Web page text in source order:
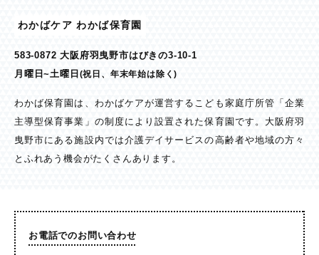
わかばケア わかば保育園
583-0872 大阪府羽曳野市はびきの3-10-1
月曜日~土曜日(祝日、年末年始は除く)
わかば保育園は、わかばケアが運営するこども家庭庁所管「企業
主導型保育事業」の制度により設置された保育園です。大阪府羽
曳野市にある施設内では介護デイサービスの高齢者や地域の方々
とふれあう機会がたくさんあります。
お電話でのお問い合わせ